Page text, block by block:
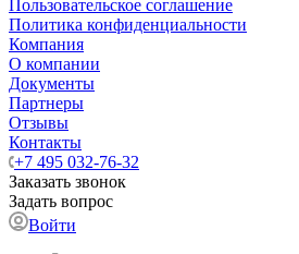
Пользовательское соглашение
Политика конфиденциальности
Компания
О компании
Документы
Партнеры
Отзывы
Контакты
+7 495 032-76-32
Заказать звонок
Задать вопрос
Войти